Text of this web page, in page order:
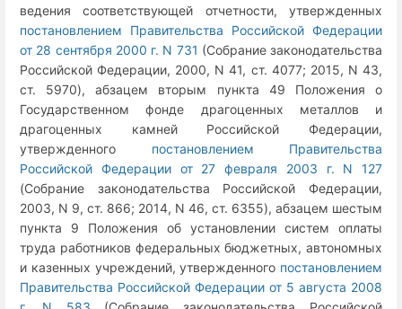
ведения соответствующей отчетности, утвержденных
постановлением Правительства Российской Федерации
от 28 сентября 2000 г. N 731 (Собрание законодательства
Российской Федерации, 2000, N 41, ст. 4077; 2015, N 43,
ст. 5970), абзацем вторым пункта 49 Положения о
Государственном фонде драгоценных металлов и
драгоценных камней Российской Федерации,
утвержденного постановлением Правительства
Российской Федерации от 27 февраля 2003 г. N 127
(Собрание законодательства Российской Федерации,
2003, N 9, ст. 866; 2014, N 46, ст. 6355), абзацем шестым
пункта 9 Положения об установлении систем оплаты
труда работников федеральных бюджетных, автономных
и казенных учреждений, утвержденного постановлением
Правительства Российской Федерации от 5 августа 2008